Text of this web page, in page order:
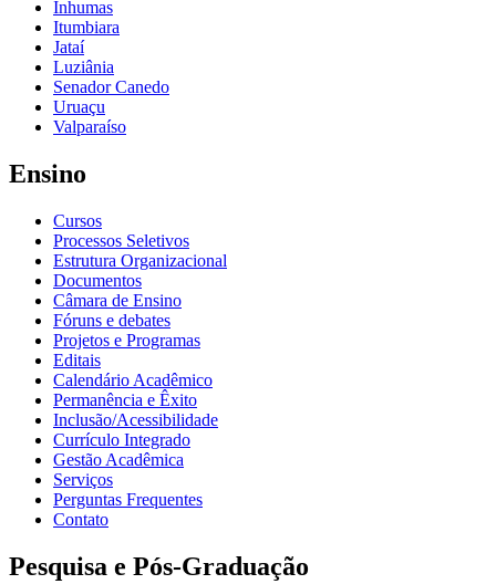
Inhumas
Itumbiara
Jataí
Luziânia
Senador Canedo
Uruaçu
Valparaíso
Ensino
Cursos
Processos Seletivos
Estrutura Organizacional
Documentos
Câmara de Ensino
Fóruns e debates
Projetos e Programas
Editais
Calendário Acadêmico
Permanência e Êxito
Inclusão/Acessibilidade
Currículo Integrado
Gestão Acadêmica
Serviços
Perguntas Frequentes
Contato
Pesquisa e Pós-Graduação